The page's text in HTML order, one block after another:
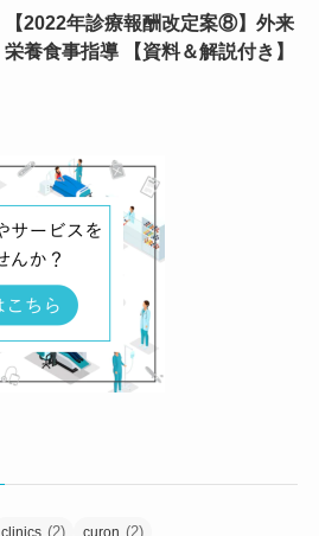
【2022年診療報酬改定案⑧】外来
栄養食事指導 【資料＆解説付き】
(2) (2)